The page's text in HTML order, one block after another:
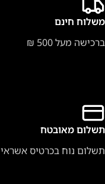
משלוח חינם
ברכישה מעל 500 ₪
תשלום מאובטח
תשלום נוח בכרטיס אשראי